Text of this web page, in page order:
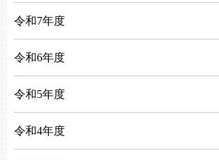
令和7年度
令和6年度
令和5年度
令和4年度